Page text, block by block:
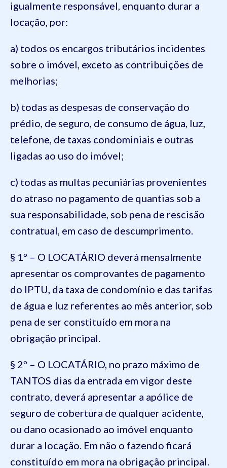
igualmente responsável, enquanto durar a
locação, por:
a) todos os encargos tributários incidentes
sobre o imóvel, exceto as contribuições de
melhorias;
b) todas as despesas de conservação do
prédio, de seguro, de consumo de água, luz,
telefone, de taxas condominiais e outras
ligadas ao uso do imóvel;
c) todas as multas pecuniárias provenientes
do atraso no pagamento de quantias sob a
sua responsabilidade, sob pena de rescisão
contratual, em caso de descumprimento.
§ 1º – O LOCATÁRIO deverá mensalmente
apresentar os comprovantes de pagamento
do IPTU, da taxa de condomínio e das tarifas
de água e luz referentes ao mês anterior, sob
pena de ser constituído em mora na
obrigação principal.
§ 2º – O LOCATÁRIO, no prazo máximo de
TANTOS dias da entrada em vigor deste
contrato, deverá apresentar a apólice de
seguro de cobertura de qualquer acidente,
ou dano ocasionado ao imóvel enquanto
durar a locação. Em não o fazendo ficará
constituído em mora na obrigação principal.